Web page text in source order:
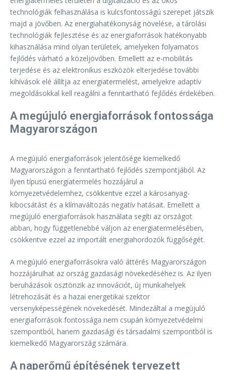
technológiák felhasználása is kulcsfontosságú szerepet játszik
majd a jövőben. Az energiahatékonyság növelése, a tárolási
technológiák fejlesztése és az energiaforrások hatékonyabb
kihasználása mind olyan területek, amelyeken folyamatos
fejlődés várható a közeljövőben. Emellett az e-mobilitás
terjedése és az elektronikus eszközök elterjedése további
kihívások elé állítja az energiatermelést, amelyekre adaptív
megoldásokkal kell reagálni a fenntartható fejlődés érdekében.
A megújuló energiaforrások fontossága
Magyarországon
A megújuló energiaforrások jelentősége kiemelkedő
Magyarországon a fenntartható fejlődés szempontjából. Az
ilyen típusú energiatermelés hozzájárul a
környezetvédelemhez, csökkentve ezzel a károsanyag-
kibocsátást és a klímaváltozás negatív hatásait. Emellett a
megújuló energiaforrások használata segíti az országot
abban, hogy függetlenebbé váljon az energiatermelésében,
csökkentve ezzel az importált energiahordozók függőségét.
A megújuló energiaforrásokra való áttérés Magyarországon
hozzájárulhat az ország gazdasági növekedéséhez is. Az ilyen
beruházások ösztönzik az innovációt, új munkahelyek
létrehozását és a hazai energetikai szektor
versenyképességének növekedését. Mindezáltal a megújuló
energiaforrások fontossága nem csupán környezetvédelmi
szempontból, hanem gazdasági és társadalmi szempontból is
kiemelkedő Magyarország számára.
A naperőmű építésének tervezett